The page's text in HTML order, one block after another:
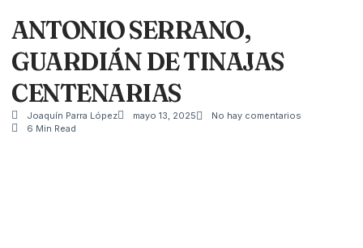
ANTONIO SERRANO,
GUARDIÁN DE TINAJAS
CENTENARIAS
Joaquín Parra López mayo 13, 2025
No hay comentarios
6 Min Read